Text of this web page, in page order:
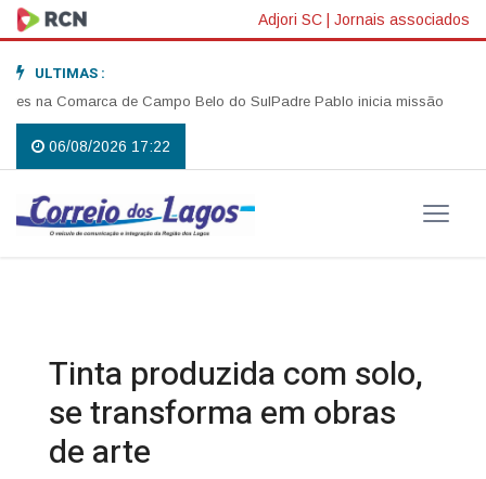
Adjori SC | Jornais associados
ULTIMAS :
de Campo Belo do SulPadre Pablo inicia missão em Anita
06/08/2026 17:22
Tinta produzida com solo,
se transforma em obras
de arte